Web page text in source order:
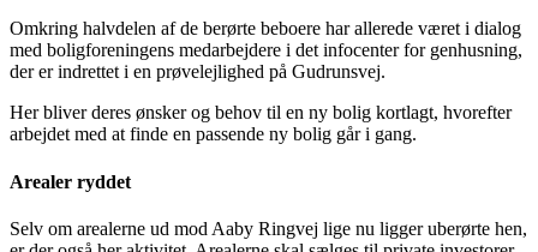
Omkring halvdelen af de berørte beboere har allerede været i dialog
med boligforeningens medarbejdere i det infocenter for genhusning,
der er indrettet i en prøvelejlighed på Gudrunsvej.
Her bliver deres ønsker og behov til en ny bolig kortlagt, hvorefter
arbejdet med at finde en passende ny bolig går i gang.
Arealer ryddet
Selv om arealerne ud mod Aaby Ringvej lige nu ligger uberørte hen,